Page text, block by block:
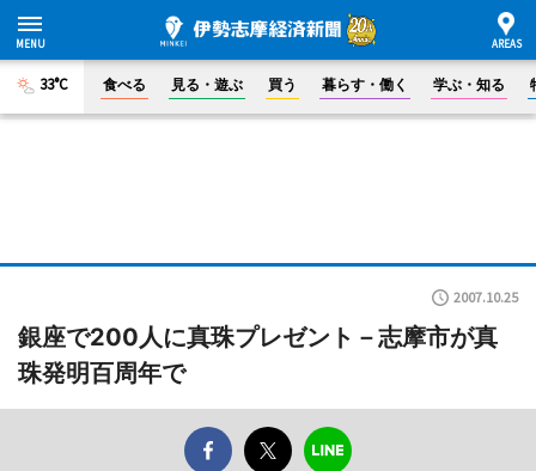
33°C 食べる 見る・遊ぶ 買う 暮らす・働く 学ぶ・知る
2007.10.25
銀座で200人に真珠プレゼント－志摩市が真
珠発明百周年で